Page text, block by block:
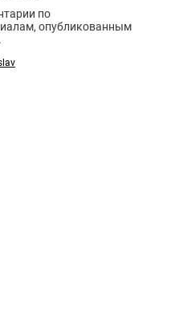
по
опубликованным